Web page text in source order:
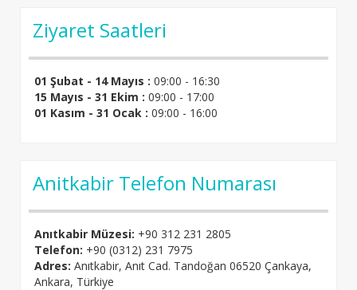
Ziyaret Saatleri
01 Şubat - 14 Mayıs : 09:00 - 16:30
15 Mayıs - 31 Ekim : 09:00 - 17:00
01 Kasım - 31 Ocak : 09:00 - 16:00
Anitkabir Telefon Numarası
Anıtkabir Müzesi: +90 312 231 2805
Telefon: +90 (0312) 231 7975
Adres: Anıtkabir, Anıt Cad. Tandoğan 06520 Çankaya,
Ankara, Türkiye